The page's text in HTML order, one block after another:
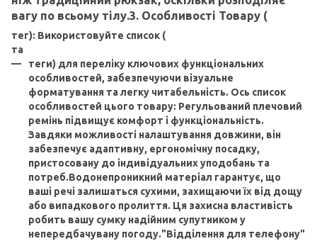
вагу по всьому тілу.3. Особливості Товару (
тег): Використовуйте список (
та
теги) для переліку ключових функціональних
особливостей, забезпечуючи візуальне
форматування та легку читабельність. Ось список
особливостей цього товару: Регульований плечовий
ремінь підвищує комфорт і функціональність.
Завдяки можливості налаштування довжини, він
забезпечує адаптивну, ергономічну посадку,
пристосовану до індивідуальних уподобань та
потреб.Водонепроникний матеріал гарантує, що
ваші речі залишаться сухими, захищаючи їх від дощу
або випадкового пролиття. Ця захисна властивість
робить вашу сумку надійним супутником у
непередбачувану погоду."Відділення для телефону"